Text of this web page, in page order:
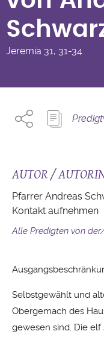
Jeremia 31, 31-34
AUTOR /
Pfarrer Andreas
Kontakt aufnehmen
Alle Predigten von
Selbstgewählt und
Obergemach des
gewesen sind. Die elf